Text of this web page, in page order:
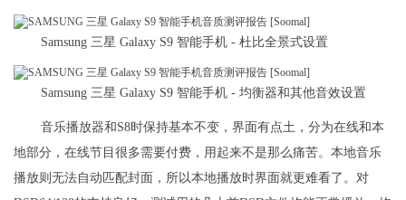
Samsung 三星 Galaxy S9 智能手机 - 杜比全景式设置
Samsung 三星 Galaxy S9 智能手机 - 均衡器和其他音效设置
音乐播放器和S8时保持基本不变，界面有点土，分为在线和本
地部分，在线节目很多需要付费，用起来不是那么痛苦。本地音乐
播放则无法自动匹配封面，所以本地播放时界面就更难看了。对